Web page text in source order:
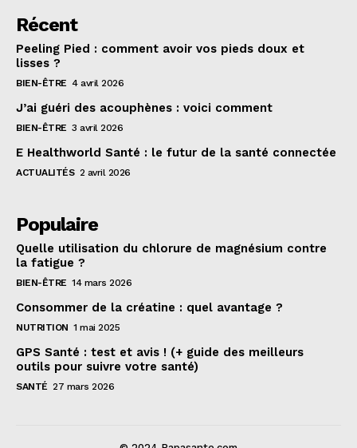
Récent
Peeling Pied : comment avoir vos pieds doux et
lisses ?
BIEN-ÊTRE 4 avril 2026
J’ai guéri des acouphènes : voici comment
BIEN-ÊTRE 3 avril 2026
E Healthworld Santé : le futur de la santé connectée
ACTUALITÉS 2 avril 2026
Populaire
Quelle utilisation du chlorure de magnésium contre
la fatigue ?
BIEN-ÊTRE 14 mars 2026
Consommer de la créatine : quel avantage ?
NUTRITION 1 mai 2025
GPS Santé : test et avis ! (+ guide des meilleurs
outils pour suivre votre santé)
SANTÉ 27 mars 2026